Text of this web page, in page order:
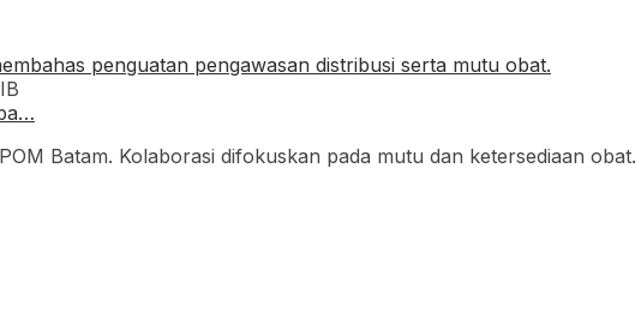
Batam. Kolaborasi difokuskan pada mutu dan ketersediaan